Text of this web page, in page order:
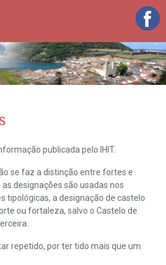
publicada pelo IHIT.
se faz a distinção entre fortes e
designações são usadas nos
tipológicas, a designação de castelo
ou fortaleza, salvo o Castelo de
repetido, por ter tido mais que um